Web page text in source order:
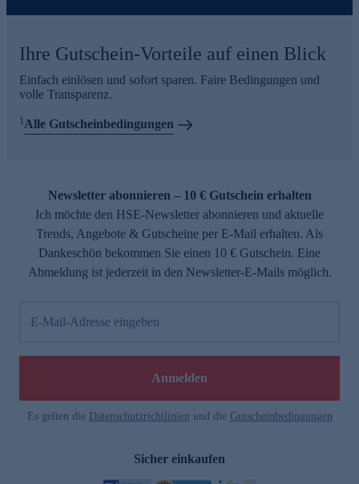
Ihre Gutschein-Vorteile auf einen Blick
Einfach einlösen und sofort sparen. Faire Bedingungen und
volle Transparenz.
1Alle Gutscheinbedingungen
Newsletter abonnieren – 10 € Gutschein erhalten
Ich möchte den HSE-Newsletter abonnieren und aktuelle
Trends, Angebote & Gutscheine per E-Mail erhalten. Als
Dankeschön bekommen Sie einen 10 € Gutschein. Eine
Abmeldung ist jederzeit in den Newsletter-E-Mails möglich.
E-Mail-Adresse eingeben
Anmelden
Es gelten die Datenschutzrichtlinien und die Gutscheinbedingungen
Sicher einkaufen